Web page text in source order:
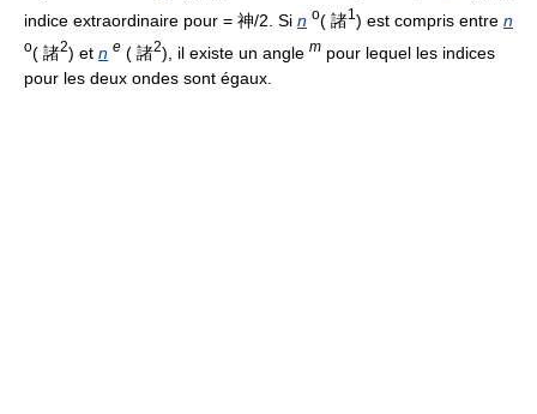
indice extraordinaire pour = 神/2. Si n o( 諸1 ) est compris entre n
o( 諸2) et n e ( 諸2), il existe un angle m pour lequel les indices
pour les deux ondes sont égaux.